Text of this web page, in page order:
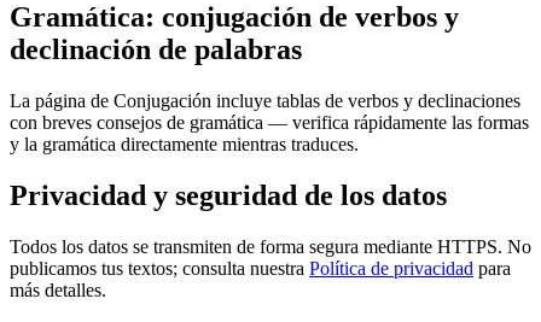
Gramática: conjugación de verbos y
declinación de palabras
La página de Conjugación incluye tablas de verbos y declinaciones
con breves consejos de gramática — verifica rápidamente las formas
y la gramática directamente mientras traduces.
Privacidad y seguridad de los datos
Todos los datos se transmiten de forma segura mediante HTTPS. No
publicamos tus textos; consulta nuestra Política de privacidad para
más detalles.